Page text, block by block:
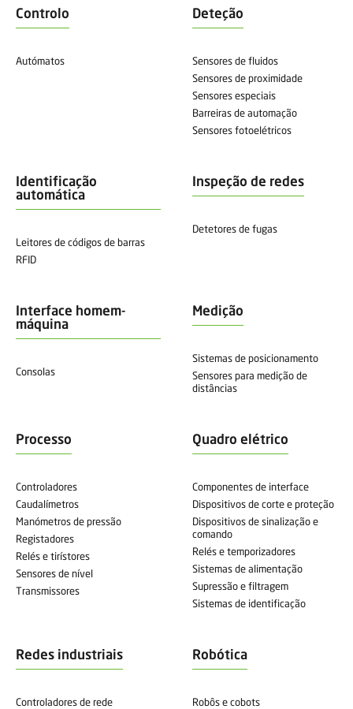
Controlo
Autómatos
Deteção
Sensores de fluidos
Sensores de proximidade
Sensores especiais
Barreiras de automação
Sensores fotoelétricos
Identificação
automática
Leitores de códigos de barras
RFID
Inspeção de redes
Detetores de fugas
Interface homem-
máquina
Consolas
Medição
Sistemas de posicionamento
Sensores para medição de
distâncias
Processo
Controladores
Caudalímetros
Manómetros de pressão
Registadores
Relés e tirístores
Sensores de nível
Transmissores
Quadro elétrico
Componentes de interface
Dispositivos de corte e proteção
Dispositivos de sinalização e
comando
Relés e temporizadores
Sistemas de alimentação
Supressão e filtragem
Sistemas de identificação
Redes industriais
Controladores de rede
Robótica
Robôs e cobots